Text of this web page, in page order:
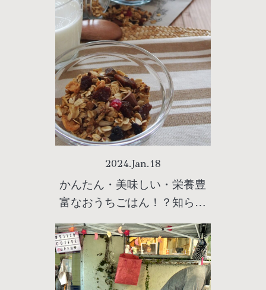
2024.Jan.18
かんたん・美味しい・栄養豊
富なおうちごはん！？知らせ